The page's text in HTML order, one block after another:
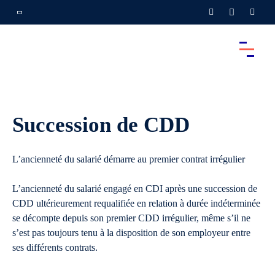
Succession de CDD
L’ancienneté du salarié démarre au premier contrat irrégulier
L’ancienneté du salarié engagé en CDI après une succession de
CDD ultérieurement requalifiée en relation à durée indéterminée
se décompte depuis son premier CDD irrégulier, même s’il ne
s’est pas toujours tenu à la disposition de son employeur entre
ses différents contrats.